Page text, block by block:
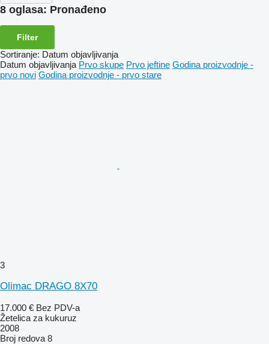
8 oglasa: Pronađeno
Filter
Sortiranje: Datum objavljivanja
Datum objavljivanja Prvo skupe Prvo jeftine Godina proizvodnje -
prvo novi Godina proizvodnje - prvo stare
3
Olimac DRAGO 8X70
17.000 € Bez PDV-a
Žetelica za kukuruz
2008
Broj redova 8